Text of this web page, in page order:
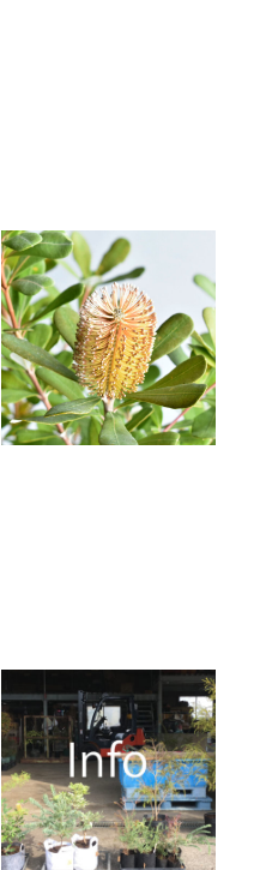
バンクシア咲きやすい
品種ランキング6選｜栽
培実績で比較
2026.07.16
オンラインショップ
バンクシア
最新の読み物
【再開しました】LINE
対応を一時停止いたし
ます
2026.06.24
オンラインショップ
最新の読み物